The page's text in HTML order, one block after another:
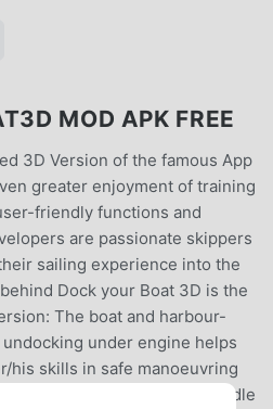
MOD APK FREE
3D Version of the famous App
greater enjoyment of training
friendly functions and
are passionate skippers
sailing experience into the
Dock your Boat 3D is the
The boat and harbour-
under engine helps
his skills in safe manoeuvring
It also allows to handle